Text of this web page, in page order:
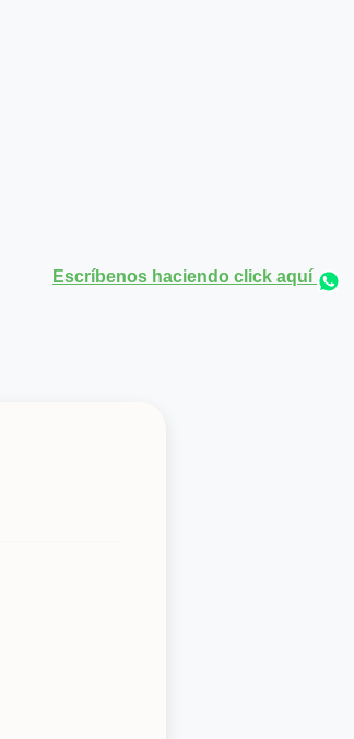
Escríbenos haciendo click aquí